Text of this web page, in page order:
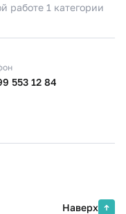
работе 1 категории
553 12 84
Наверх